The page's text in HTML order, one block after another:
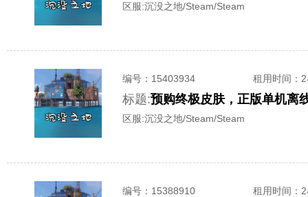
区服:沉没之地/Steam/Steam
编号： 15403934 租用时间 ：
标题:预购终极皮肤，正版单机离
区服:沉没之地/Steam/Steam
编号： 15388910 租用时间 ：